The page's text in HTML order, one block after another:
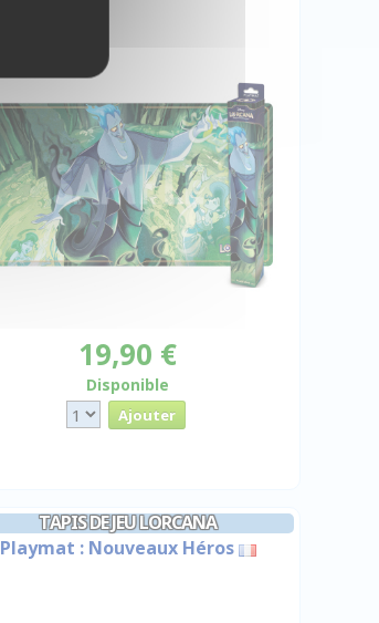
19,90 €
Disponible
TAPIS DE JEU LORCANA
Playmat : Nouveaux Héros